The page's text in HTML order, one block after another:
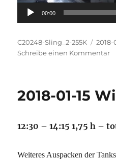
00:00
Autor
C20248-Sling_2-255K
am
2018-
Schreibe einen Kommentarzu
2018-01-15
12:30 – 14:15 1,75 h –
Weiteres Auspacken der